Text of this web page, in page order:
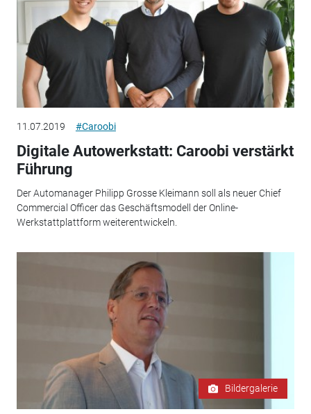
11.07.2019 #Caroobi
Digitale Autowerkstatt: Caroobi verstärkt
Führung
Der Automanager Philipp Grosse Kleimann soll als neuer Chief
Commercial Officer das Geschäftsmodell der Online-
Werkstattplattform weiterentwickeln.
Bildergalerie